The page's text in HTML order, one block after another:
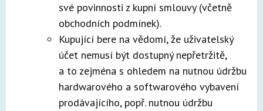
své povinnosti z kupní smlouvy (včetně
obchodních podmínek).
Kupující bere na vědomí, že uživatelský
účet nemusí být dostupný nepřetržitě,
a to zejména s ohledem na nutnou údržbu
hardwarového a softwarového vybavení
prodávajícího, popř. nutnou údržbu